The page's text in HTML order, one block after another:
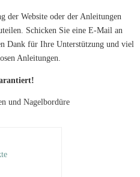
der Website oder der Anleitungen
Schicken Sie eine E-Mail an
Dank für Ihre Unterstützung und viel
Anleitungen.